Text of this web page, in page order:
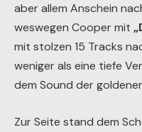
aber allem Anschein
weswegen Cooper mit
mit stolzen 15 Tracks
weniger als eine tiefe
dem Sound der
Zur Seite stand dem